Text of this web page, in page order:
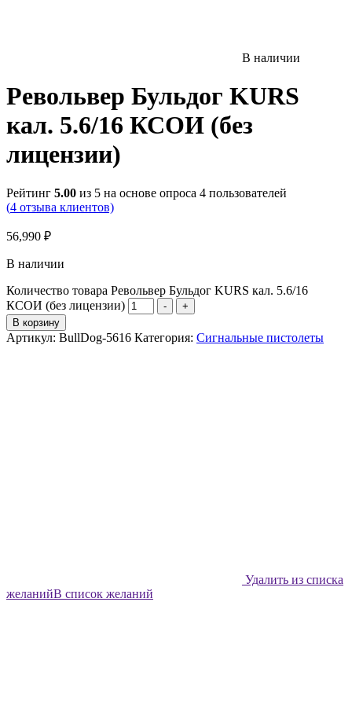
В наличии
Револьвер Бульдог KURS
кал. 5.6/16 КСОИ (без
лицензии)
Рейтинг 5.00 из 5 на основе опроса 4 пользователей
(4 отзыва клиентов)
56,990 ₽
В наличии
Количество товара Револьвер Бульдог KURS кал. 5.6/16
КСОИ (без лицензии)
-
+
В корзину
Артикул: BullDog-5616 Категория: Сигнальные пистолеты
Удалить из списка
желанийВ список желаний